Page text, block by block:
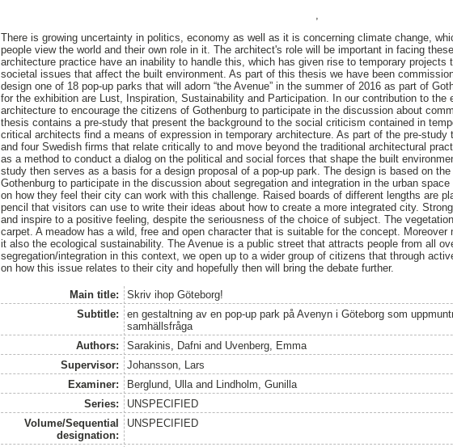
There is growing uncertainty in politics, economy as well as it is concerning climate change,
people view the world and their own role in it. The architect's role will be important in facing
architecture practice have an inability to handle this, which has given rise to temporary
societal issues that affect the built environment. As part of this thesis we have been
design one of 18 pop-up parks that will adorn “the Avenue” in the summer of 2016 as part of
for the exhibition are Lust, Inspiration, Sustainability and Participation. In our contribution to the
architecture to encourage the citizens of Gothenburg to participate in the discussion about
thesis contains a pre-study that present the background to the social criticism contained in
critical architects find a means of expression in temporary architecture. As part of the pre-study
and four Swedish firms that relate critically to and move beyond the traditional architectural
as a method to conduct a dialog on the political and social forces that shape the built
study then serves as a basis for a design proposal of a pop-up park. The design is based on
Gothenburg to participate in the discussion about segregation and integration in the urban
on how they feel their city can work with this challenge. Raised boards of different lengths are
pencil that visitors can use to write their ideas about how to create a more integrated city.
and inspire to a positive feeling, despite the seriousness of the choice of subject. The
carpet. A meadow has a wild, free and open character that is suitable for the concept.
it also the ecological sustainability. The Avenue is a public street that attracts people from all
segregation/integration in this context, we open up to a wider group of citizens that through
on how this issue relates to their city and hopefully then will bring the debate further.
Main title:
Skriv ihop Göteborg!
Subtitle:
en gestaltning av en pop-up park på Avenyn i Göteborg som
samhällsfråga
Authors:
Sarakinis, Dafni and Uvenberg, Emma
Supervisor:
Johansson, Lars
Examiner:
Berglund, Ullaand Lindholm, Gunilla
Series:
UNSPECIFIED
Volume/Sequential
designation:
UNSPECIFIED